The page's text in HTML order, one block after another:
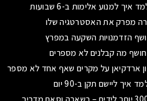
למנוע אלימות ב-6 שבועות
ארדקיאן על מקרים שאף אחד לא מספר